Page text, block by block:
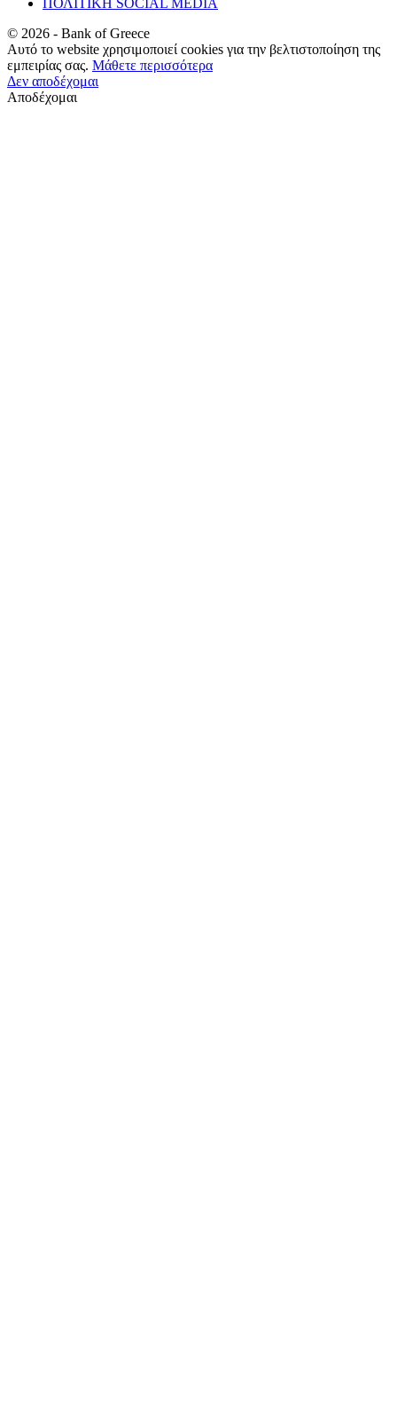
© 2026 - Bank of Greece
Αυτό το website χρησιμοποιεί cookies για την βελτιστοποίηση της
εμπειρίας σας. Μάθετε περισσότερα
Δεν αποδέχομαι
Αποδέχομαι